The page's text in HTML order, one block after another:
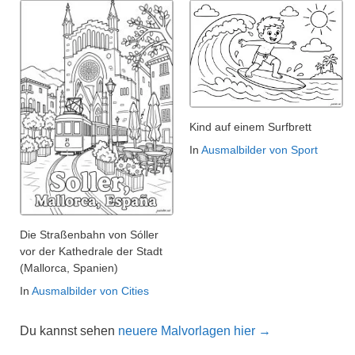
Die Straßenbahn von Sóller
vor der Kathedrale der Stadt
(Mallorca, Spanien)
In Ausmalbilder von Cities
Kind auf einem Surfbrett
In Ausmalbilder von Sport
Du kannst sehen neuere Malvorlagen hier →